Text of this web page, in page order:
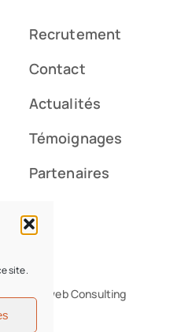
site.
Recrutement
Contact
Actualités
Témoignages
Partenaires
site : Iziweb Consulting